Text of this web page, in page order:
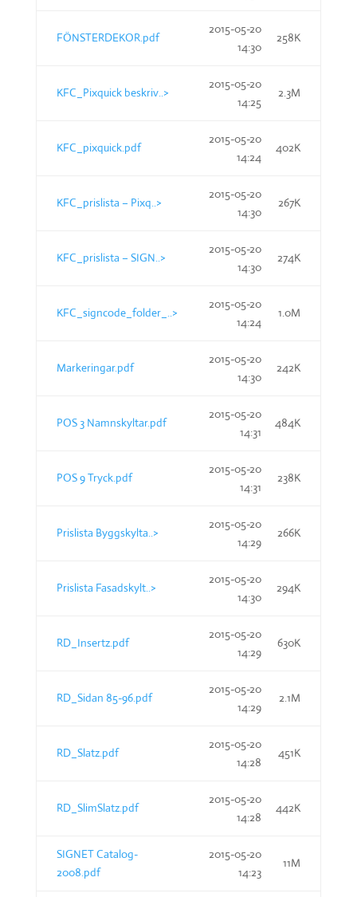
FÖNSTERDEKOR.pdf
2015-05-20
14:30
258K
KFC_Pixquick beskriv..>
2015-05-20
14:25
2.3M
KFC_pixquick.pdf
2015-05-20
14:24
402K
KFC_prislista – Pixq..>
2015-05-20
14:30
267K
KFC_prislista – SIGN..>
2015-05-20
14:30
274K
KFC_signcode_folder_..>
2015-05-20
14:24
1.0M
Markeringar.pdf
2015-05-20
14:30
242K
POS 3 Namnskyltar.pdf
2015-05-20
14:31
484K
POS 9 Tryck.pdf
2015-05-20
14:31
238K
Prislista Byggskylta..>
2015-05-20
14:29
266K
Prislista Fasadskylt..>
2015-05-20
14:30
294K
RD_Insertz.pdf
2015-05-20
14:29
630K
RD_Sidan 85-96.pdf
2015-05-20
14:29
2.1M
RD_Slatz.pdf
2015-05-20
14:28
451K
RD_SlimSlatz.pdf
2015-05-20
14:28
442K
SIGNET Catalog-
2008.pdf
2015-05-20
14:23
11M